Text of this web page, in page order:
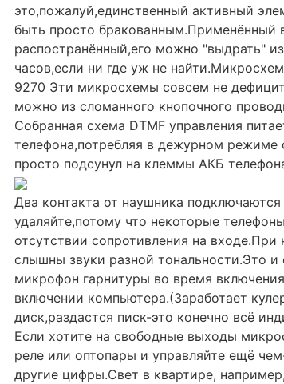
это,пожалуй,единственный активный
быть просто бракованным.Применённый
распостранённый,его можно "выдрать"
часов,если ни где уж не
9270 Эти микросхемы совсем не
можно из сломанного кнопочного
Собранная схема DTMF управления
телефона,потребляя в дежурном режиме
просто подсунул на клеммы АКБ
Два контакта от наушника
удаляйте,потому что некоторые
отсутствии сопротивления на
слышны звуки разной тональности.Это и
микрофон гарнитуры во время
включении компьютера.(Заработает
диск,раздастся писк-это конечно всё
Если хотите на свободные выходы
реле или оптопары и управляйте ещё
другие цифры.Свет в квартире,